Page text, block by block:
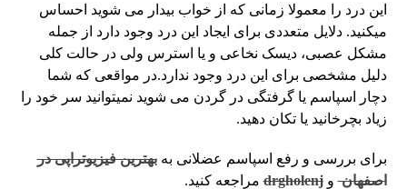
این درد را معمولا زمانی که از خواب بیدار می شوید احساس
میکنید. دلایل متعددی برای ایجاد این درد وجود دارد از جمله
مشکل عصبی، دیسک نخاعی و یا استرس ولی در حالت کلی
دلیل مشخصی برای این درد وجود ندارد.در مواقعی که شما
دچار اسپاسم یا گرفتگی در گردن می شوید نمیتوانید سر خود را
زیاد بچرخانید یا تکان دهید.
برای بررسی و رفع اسپاسم عضلانی بهبهترین فیزیوتراپی در
اصفهانوdrgholenjمراجعه کنید.